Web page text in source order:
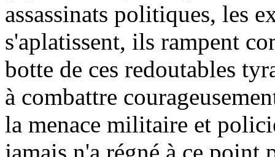
assassinats politiques, les
s'aplatissent, ils rampent
botte de ces redoutables
à combattre
la menace militaire et